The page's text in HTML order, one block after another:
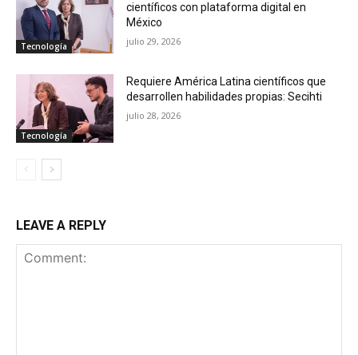
Tecnología
científicos con plataforma digital en
México
julio 29, 2026
Tecnología
Requiere América Latina científicos que
desarrollen habilidades propias: Secihti
julio 28, 2026
LEAVE A REPLY